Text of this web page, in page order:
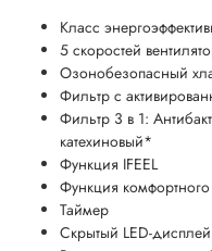
Класс
5 скоростей
Озонобезопасный
Фильтр с
Фильтр 3 в 1:
катехиновый*
Функция IFEEL
Функция
Таймер
Скрытый LED-дисплей